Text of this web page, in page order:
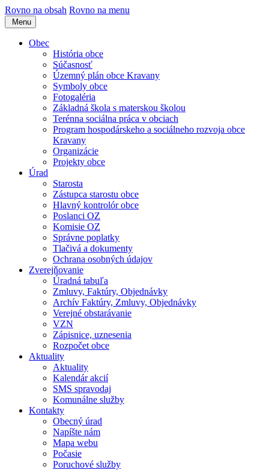
Rovno na obsah Rovno na menu
Menu
Obec
História obce
Súčasnosť
Územný plán obce Kravany
Symboly obce
Fotogaléria
Základná škola s materskou školou
Terénna sociálna práca v obciach
Program hospodárskeho a sociálneho rozvoja obce
Kravany
Organizácie
Projekty obce
Úrad
Starosta
Zástupca starostu obce
Hlavný kontrolór obce
Poslanci OZ
Komisie OZ
Správne poplatky
Tlačivá a dokumenty
Ochrana osobných údajov
Zverejňovanie
Úradná tabuľa
Zmluvy, Faktúry, Objednávky
Archív Faktúry, Zmluvy, Objednávky
Verejné obstarávanie
VZN
Zápisnice, uznesenia
Rozpočet obce
Aktuality
Aktuality
Kalendár akcií
SMS spravodaj
Komunálne služby
Kontakty
Obecný úrad
Napíšte nám
Mapa webu
Počasie
Poruchové služby